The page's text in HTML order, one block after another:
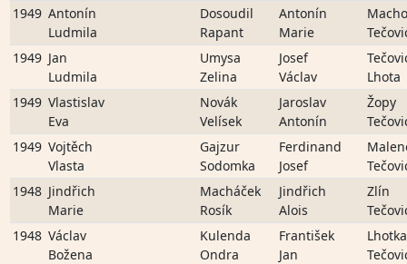
1949 Antonín
Ludmila
Dosoudil
Rapant
Antonín
Marie
1949 Jan
Ludmila
Umysa
Zelina
Josef
Václav
Lhota
1949 Vlastislav
Eva
Novák
Velísek
Jaroslav
Antonín
Žopy
1949 Vojtěch
Vlasta
Gajzur
Sodomka
Ferdinand
Josef
1948 Jindřich
Marie
Macháček
Rosík
Jindřich
Alois
Zlín
1948 Václav
Božena
Kulenda
Ondra
František
Jan
Lhotka